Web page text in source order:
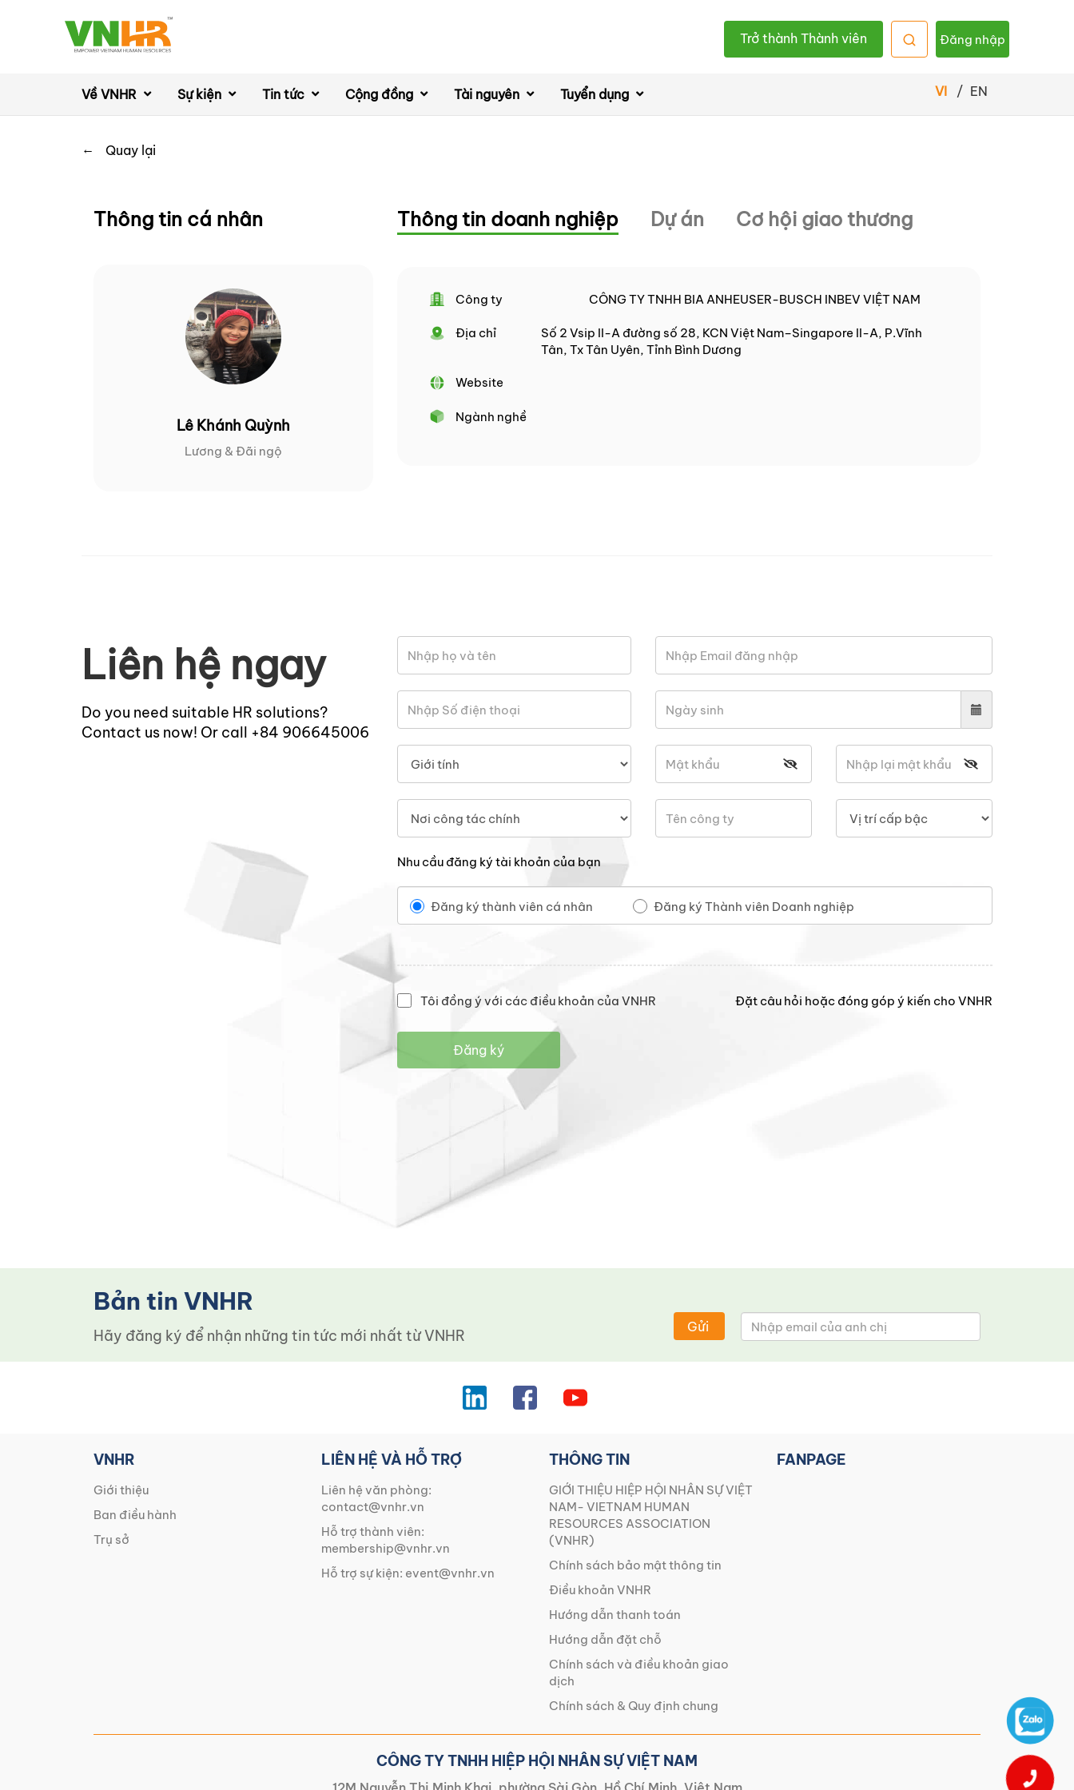
Trở thành Thành viên Đăng nhập
Về VNHR Sự kiện Tin tức Cộng đồng Tài nguyên Tuyển dụng VI / EN
← Quay lại
Thông tin cá nhân
Lê Khánh Quỳnh
Lương & Đãi ngộ
Thông tin doanh nghiệp Dự án Cơ hội giao thương
Công ty CÔNG TY TNHH BIA ANHEUSER-BUSCH INBEV VIỆT NAM
Địa chỉ
Số 2 Vsip II-A đường số 28, KCN Việt Nam–Singapore II-A, P.Vĩnh
Tân, Tx Tân Uyên, Tỉnh Bình Dương
Website
Ngành nghề
Liên hệ ngay
Do you need suitable HR solutions?
Contact us now! Or call +84 906645006
Nhu cầu đăng ký tài khoản của bạn
Đăng ký thành viên cá nhân Đăng ký Thành viên Doanh nghiệp
Tôi đồng ý với các điều khoản của VNHR Đặt câu hỏi hoặc đóng góp ý kiến cho VNHR
Đăng ký
Bản tin VNHR
Hãy đăng ký để nhận những tin tức mới nhất từ ​​VNHR Gửi
VNHR
Giới thiệu
Ban điều hành
Trụ sở
LIÊN HỆ VÀ HỖ TRỢ
Liên hệ văn phòng:
contact@vnhr.vn
Hỗ trợ thành viên:
membership@vnhr.vn
Hỗ trợ sự kiện: event@vnhr.vn
THÔNG TIN
GIỚI THIỆU HIỆP HỘI NHÂN SỰ VIỆT
NAM- VIETNAM HUMAN
RESOURCES ASSOCIATION
(VNHR)
Chính sách bảo mật thông tin
Điều khoản VNHR
Hướng dẫn thanh toán
Hướng dẫn đặt chỗ
Chính sách và điều khoản giao
dịch
Chính sách & Quy định chung
FANPAGE
CÔNG TY TNHH HIỆP HỘI NHÂN SỰ VIỆT NAM